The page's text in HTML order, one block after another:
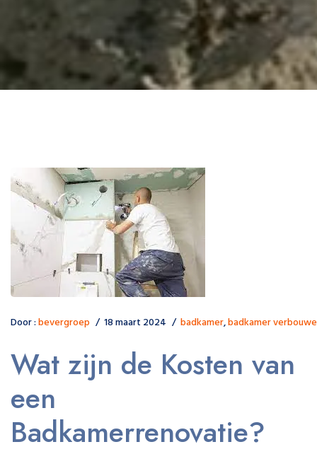
Door :bevergroep 18 maart 2024 badkamer,badkamer
Wat zijn de Kosten van
een
Badkamerrenovatie?